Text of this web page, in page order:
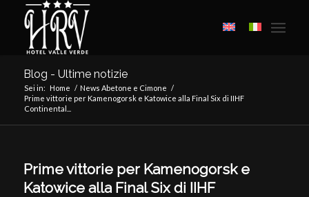
Blog - Ultime notizie
Sei in: Home / News Abetone e Cimone /
Prime vittorie per Kamenogorsk e Katowice alla Final Six di IIHF
Continental...
Prime vittorie per Kamenogorsk e
Katowice alla Final Six di IIHF